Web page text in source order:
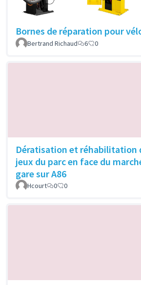
Bornes de réparation pour
Bertrand Richaud
6 0
Dératisation et réhabilitation
jeux du parc en face du
gare sur A86
Hcourt 0 0